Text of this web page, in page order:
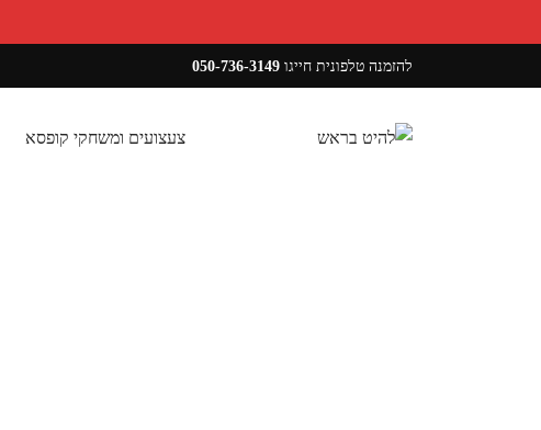
להזמנה טלפונית חייגו 050-736-3149
צעצועים ומשחקי קופסא